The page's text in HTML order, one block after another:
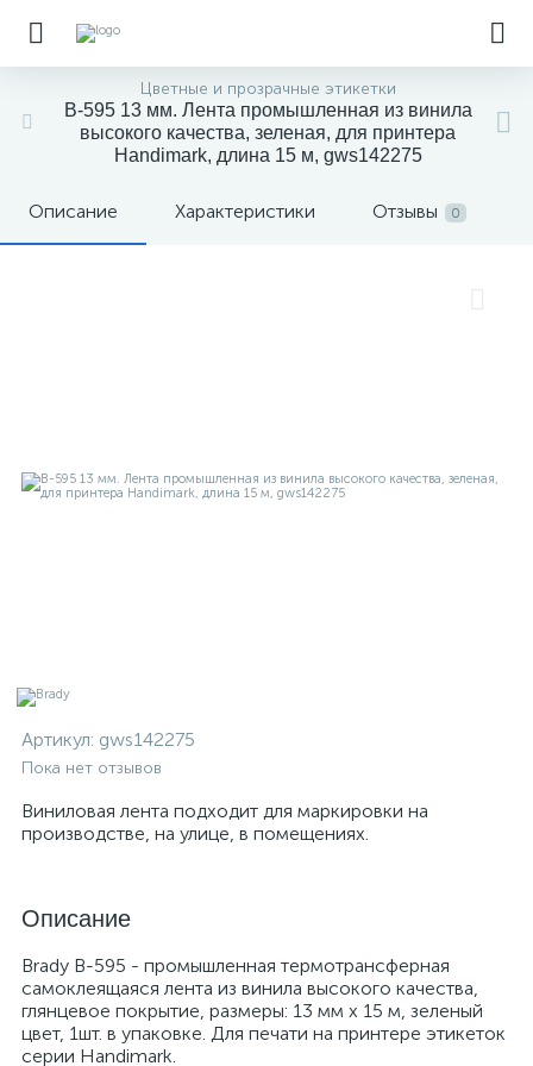
Цветные и прозрачные этикетки
B-595 13 мм. Лента промышленная из винила
высокого качества, зеленая, для принтера
Handimark, длина 15 м, gws142275
Описание Характеристики Отзывы 0
Артикул: gws142275
Пока нет отзывов
Виниловая лента подходит для маркировки на
производстве, на улице, в помещениях.
Описание
Brady B-595 - промышленная термотрансферная
самоклеящаяся лента из винила высокого качества,
глянцевое покрытие, размеры: 13 мм х 15 м, зеленый
цвет, 1шт. в упаковке. Для печати на принтере этикеток
серии Handimark.